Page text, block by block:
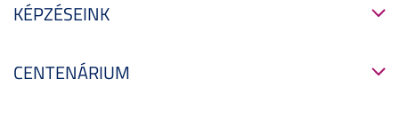
KÉPZÉSEINK
CENTENÁRIUM